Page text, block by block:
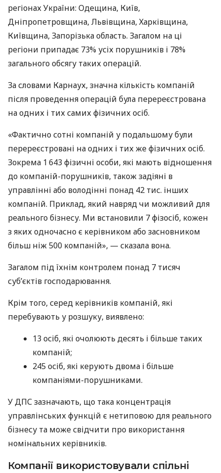
регіонах України: Одещина, Київ,
Дніпропетровщина, Львівщина, Харківщина,
Київщина, Запорізька область. Загалом на ці
регіони припадає 73% усіх порушників і 78%
загального обсягу таких операцій.
За словами Карнаух, значна кількість компаній
після проведення операцій була перереєстрована
на одних і тих самих фізичних осіб.
«Фактично сотні компаній у подальшому були
перереєстровані на одних і тих же фізичних осіб.
Зокрема 1 643 фізичні особи, які мають відношення
до компаній-порушників, також задіяні в
управлінні або володінні понад 42 тис. інших
компаній. Приклад, який навряд чи можливий для
реального бізнесу. Ми встановили 7 фізосіб, кожен
з яких одночасно є керівником або засновником
більш ніж 500 компаній», — сказала вона.
Загалом під їхнім контролем понад 7 тисяч
суб’єктів господарювання.
Крім того, серед керівників компаній, які
перебувають у розшуку, виявлено:
13 осіб, які очолюють десять і більше таких
компаній;
245 осіб, які керують двома і більше
компаніями-порушниками.
У ДПС зазначають, що така концентрація
управлінських функцій є нетиповою для реального
бізнесу та може свідчити про використання
номінальних керівників.
Компанії використовували спільні